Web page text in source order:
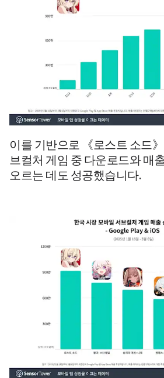
이를 기반으로 《로스트 소드
브컬처 게임 중 다운로드와 매
오르는 데도 성공했습니다.